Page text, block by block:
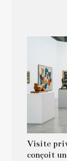
Visite
conçoit